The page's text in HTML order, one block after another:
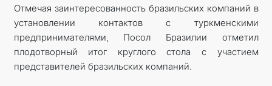
Отмечая заинтересованность бразильских компаний в
установлении контактов с туркменскими
предпринимателями, Посол Бразилии отметил
плодотворный итог круглого стола с участием
представителей бразильских компаний.